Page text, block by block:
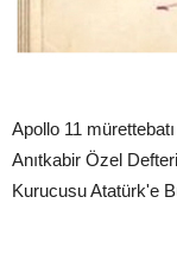
Apollo 11
Anıtkabir Özel
Kurucusu Atatürk'e